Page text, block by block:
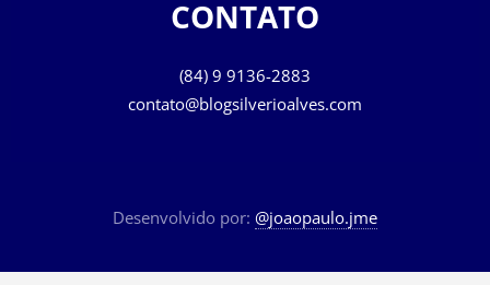
CONTATO
(84) 9 9136-2883
contato@blogsilverioalves.com
Desenvolvido por: @joaopaulo.jme